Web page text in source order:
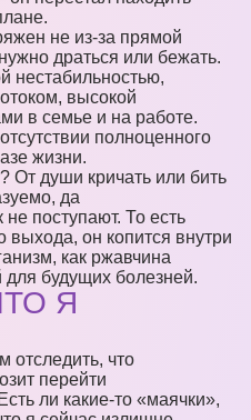
не из-за прямой
драться или бежать.
нестабильностью,
высокой
в семье и на работе.
полноценного
жизни.
От души кричать или бить
да
поступают. То есть
выхода, он копится внутри
как ржавчина
будущих болезней.
Я
что
перейти
ли какие-то «маячки»,